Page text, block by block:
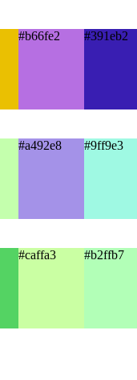
#b66fe2 #391eb2
#a492e8 #9ff9e3
#caffa3 #b2ffb7